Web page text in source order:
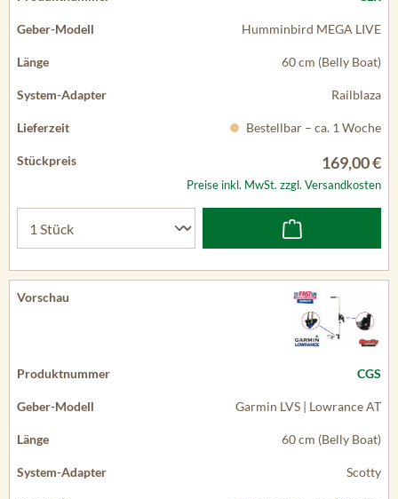
Humminbird MEGA LIVE
60 cm (Belly Boat)
Railblaza
Bestellbar – ca. 1 Woche
169,00 €
Preise inkl. MwSt. zzgl. Versandkosten
CGS
Garmin LVS | Lowrance AT
60 cm (Belly Boat)
Scotty